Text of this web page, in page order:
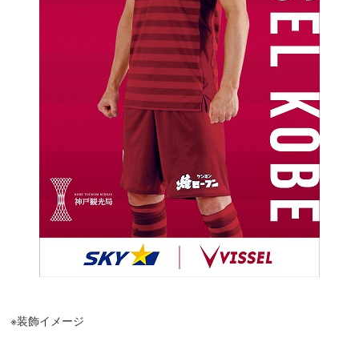
※装飾イメージ